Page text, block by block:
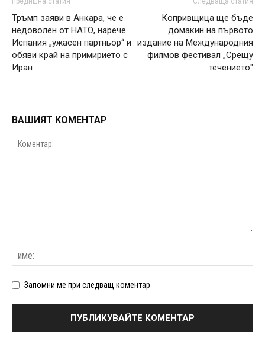
Тръмп заяви в Анкара, че е
недоволен от НАТО, нарече
Испания „ужасен партньор“ и
обяви край на примирието с
Иран
Копривщица ще бъде
домакин на първото
издание на Международния
филмов фестивал „Срещу
течението"
ВАШИЯТ КОМЕНТАР
Запомни ме при следващ коментар